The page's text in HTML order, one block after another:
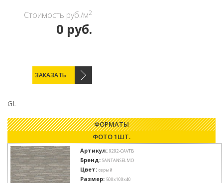
Стоимость руб./м2
0 руб.
ЗАКАЗАТЬ
GL
ФОРМАТЫ
ФОТО 1ШТ.
Артикул: 9292-CAVTB
Бренд: SANTANSELMO
Цвет: серый
Размер: 500х100х40